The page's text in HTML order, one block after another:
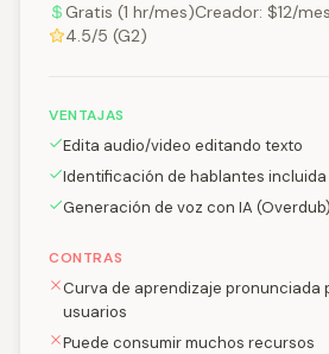
Gratis (1 hr/mes)Creador: $12/
4.5/5 (G2)
VENTAJAS
Edita audio/video editando texto
Identificación de hablantes incluida
Generación de voz con IA (Overdub)
CONTRAS
Curva de aprendizaje pronunciada
usuarios
Puede consumir muchos recursos